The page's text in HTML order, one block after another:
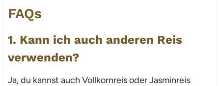
FAQs
1. Kann ich auch anderen Reis
verwenden?
Ja, du kannst auch Vollkornreis oder Jasminreis